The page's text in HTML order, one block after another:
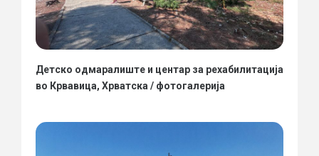
Детско одмаралиште и центар за рехабилитација
во Крвавица, Хрватска / фотогалерија